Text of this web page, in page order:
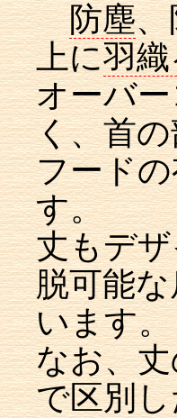
防塵、
上に羽
オーバ
く、首
フード
す。
丈もデ
脱可能
います。
なお、
で区別